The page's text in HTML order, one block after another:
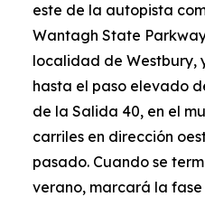
este de la autopista
Wantagh State
localidad de Westbury,
hasta el paso elevado
de la Salida 40, en el
carriles en dirección
pasado. Cuando se
verano, marcará la